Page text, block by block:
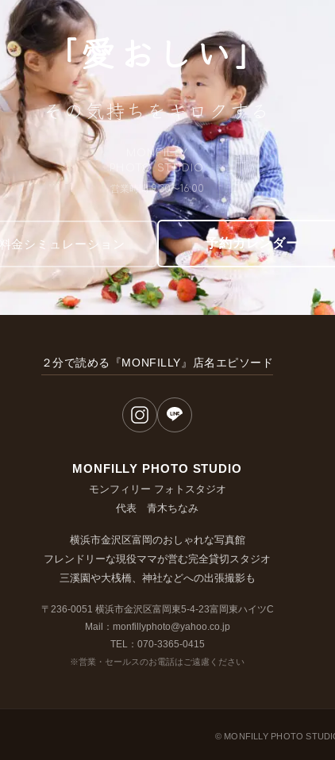
「愛おしい」
その気持ちをキロクする
MONFILLY
PHOTO STUDIO
営業時間 9:30〜16:00
料金シミュレーション 予約カレンダー
２分で読める『MONFILLY』店名エピソード
MONFILLY PHOTO STUDIO
モンフィリー フォトスタジオ
代表 青木ちなみ
横浜市金沢区富岡のおしゃれな写真館
フレンドリーな現役ママが営む完全貸切スタジオ
三溪園や大桟橋、神社などへの出張撮影も
〒236-0051 横浜市金沢区富岡東5-4-23富岡東ハイツC
Mail：monfillyphoto@yahoo.co.jp
TEL：070-3365-0415
※営業・セールスのお電話はご遠慮ください
© MONFILLY PHOTO